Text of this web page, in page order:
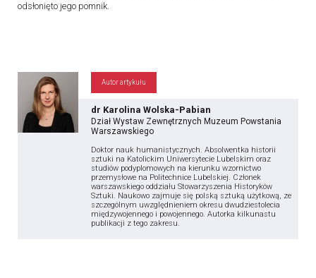
odsłonięto jego pomnik.
Autor artykułu
dr Karolina Wolska-Pabian
Dział Wystaw Zewnętrznych Muzeum Powstania
Warszawskiego
Doktor nauk humanistycznych. Absolwentka historii
sztuki na Katolickim Uniwersytecie Lubelskim oraz
studiów podyplomowych na kierunku wzornictwo
przemysłowe na Politechnice Lubelskiej. Członek
warszawskiego oddziału Stowarzyszenia Historyków
Sztuki. Naukowo zajmuje się polską sztuką użytkową, ze
szczególnym uwzględnieniem okresu dwudziestolecia
międzywojennego i powojennego. Autorka kilkunastu
publikacji z tego zakresu.